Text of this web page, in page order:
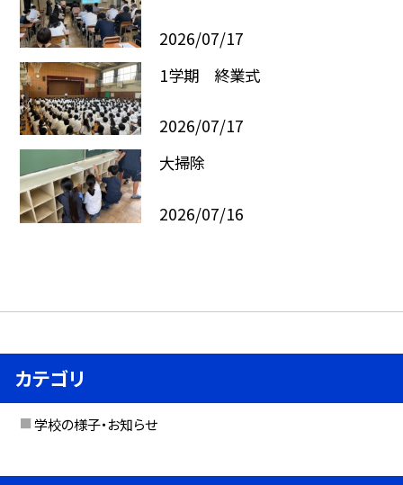
2026/07/17
1学期 終業式
2026/07/17
大掃除
2026/07/16
カテゴリ
学校の様子・お知らせ